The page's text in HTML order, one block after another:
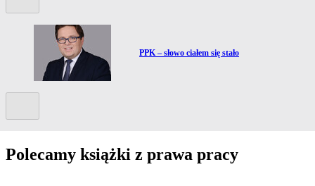
Przejdź do artykułu:
PPK – słowo ciałem się stało
Polecamy książki z prawa pracy